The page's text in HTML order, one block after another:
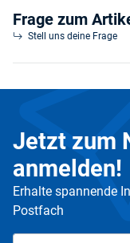
Frage zum
Stell uns deine Frage
Jetzt zum
anmelden!
Erhalte spannende
Postfach